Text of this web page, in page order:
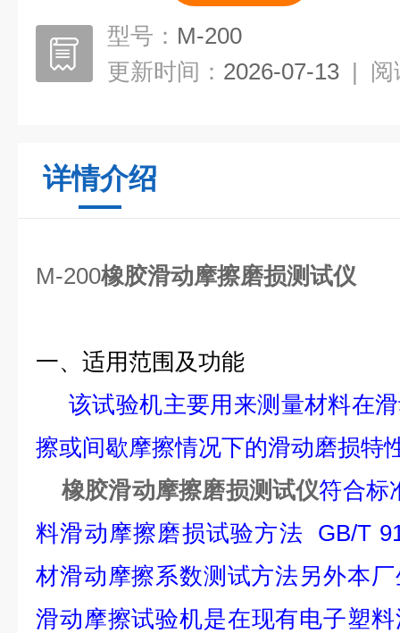
型号： M-200
更新时间： 2026-07-13 | 阅
详情介绍
M-200橡胶滑动摩擦磨损测试仪
一、适用范围及功能
该试验机主要用来测量材料在
擦或间歇摩擦情况下的滑动磨损特
橡胶滑动摩擦磨损测试仪符合标
料滑动摩擦磨损试验方法 GB/T
材滑动摩擦系数测试方法另外本
滑动摩擦试验机是在现有电子塑